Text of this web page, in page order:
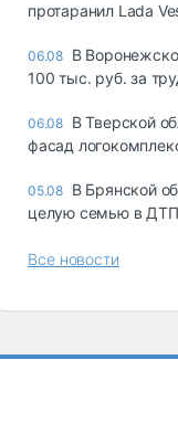
протаранил Lada
06.08 В
100 тыс. руб. за
06.08 В Тверской
фасад
05.08 В Брянской
целую семью в ДТП
Все новости